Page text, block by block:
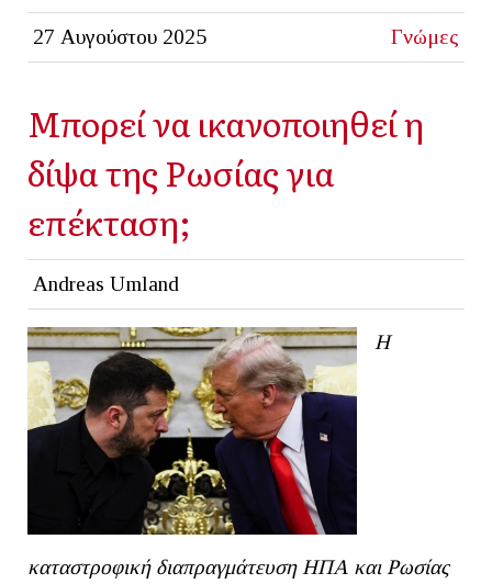
27 Αυγούστου 2025 Γνώμες
Μπορεί να ικανοποιηθεί η
δίψα της Ρωσίας για
επέκταση;
Andreas Umland
Η
καταστροφική διαπραγμάτευση ΗΠΑ και Ρωσίας